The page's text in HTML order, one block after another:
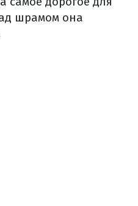
шрамом она